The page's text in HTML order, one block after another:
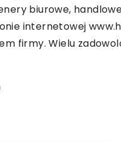
biurowe,
internetowej
firmy. Wielu